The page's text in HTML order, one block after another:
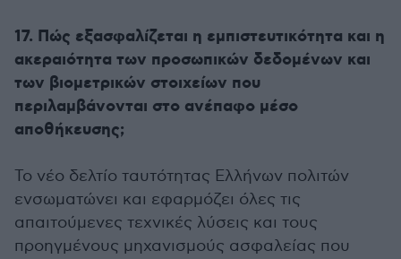
17. Πώς εξασφαλίζεται η εμπιστευτικότητα και η
ακεραιότητα των προσωπικών δεδομένων και
των βιομετρικών στοιχείων που
περιλαμβάνονται στο ανέπαφο μέσο
αποθήκευσης;
Το νέο δελτίο ταυτότητας Ελλήνων πολιτών
ενσωματώνει και εφαρμόζει όλες τις
απαιτούμενες τεχνικές λύσεις και τους
προηγμένους μηχανισμούς ασφαλείας που